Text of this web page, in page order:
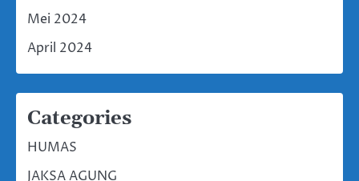
Mei 2024
April 2024
Categories
HUMAS
JAKSA AGUNG